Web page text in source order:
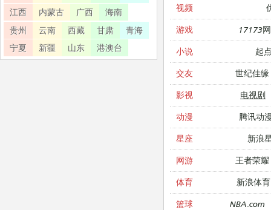
视频
游戏 17173
小说 起
交友 世纪佳缘
影视 电视剧
动漫 腾讯动
星座 新浪
网游 王者荣耀
体育 新浪体育
篮球 NBA.com
江西
内蒙古 广西
海南
贵州
云南 西藏 甘肃
青海
宁夏
新疆 山东 港澳台